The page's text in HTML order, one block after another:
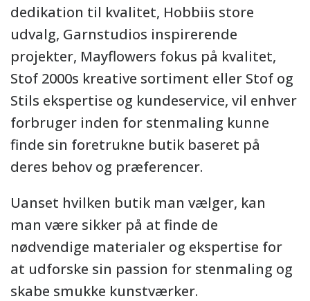
dedikation til kvalitet, Hobbiis store
udvalg, Garnstudios inspirerende
projekter, Mayflowers fokus på kvalitet,
Stof 2000s kreative sortiment eller Stof og
Stils ekspertise og kundeservice, vil enhver
forbruger inden for stenmaling kunne
finde sin foretrukne butik baseret på
deres behov og præferencer.
Uanset hvilken butik man vælger, kan
man være sikker på at finde de
nødvendige materialer og ekspertise for
at udforske sin passion for stenmaling og
skabe smukke kunstværker.